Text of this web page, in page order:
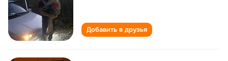
Добавить в друзья